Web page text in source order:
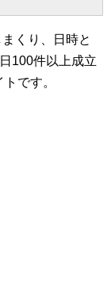
くり、日時と
100件以上成立
です。